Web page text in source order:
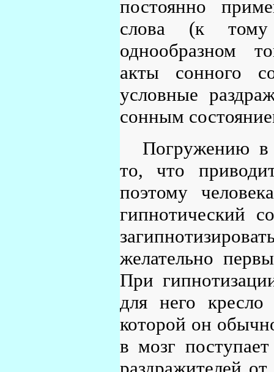
постоянно
слова (к
однообразном
акты сонного
условные
сонным
Погружению в
то, что
поэтому
гипнотический
желательно
При
для него
которой он
в мозг